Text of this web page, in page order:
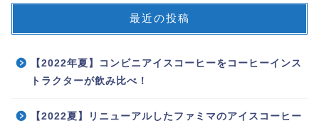
最近の投稿
【2022年夏】コンビニアイスコーヒーをコーヒーインス
トラクターが飲み比べ！
【2022夏】リニューアルしたファミマのアイスコーヒー